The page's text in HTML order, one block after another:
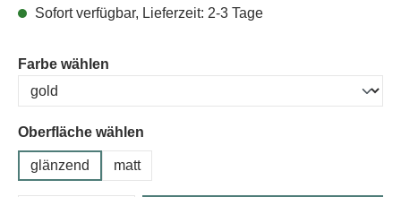
Sofort verfügbar, Lieferzeit: 2-3 Tage
Farbe wählen
Oberfläche wählen
glänzend matt